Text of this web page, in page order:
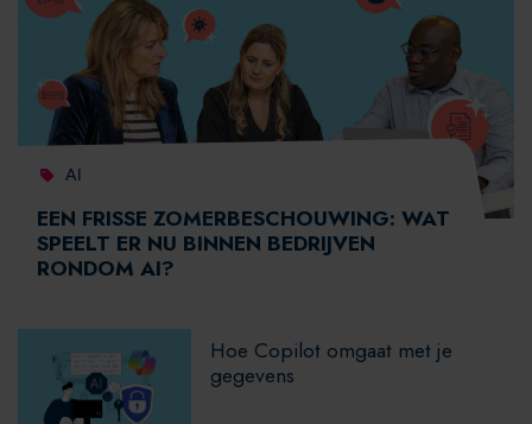
AI
EEN FRISSE ZOMERBESCHOUWING: WAT
SPEELT ER NU BINNEN BEDRIJVEN
RONDOM AI?
Hoe Copilot omgaat met je
gegevens